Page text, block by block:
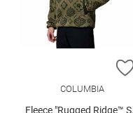
COLUMBIA
Fleece "Rugged Ridge™ Sherpa"